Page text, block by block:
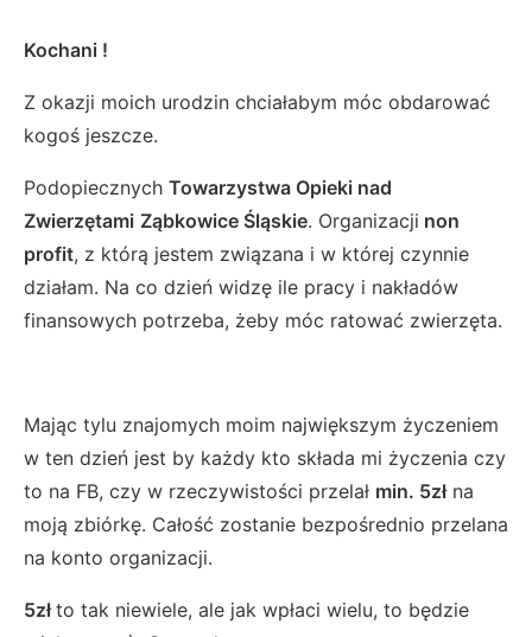
Kochani !
Z okazji moich urodzin chciałabym móc obdarować
kogoś jeszcze.
Podopiecznych Towarzystwa Opieki nad
Zwierzętami Ząbkowice Śląskie. Organizacji non
profit, z którą jestem związana i w której czynnie
działam. Na co dzień widzę ile pracy i nakładów
finansowych potrzeba, żeby móc ratować zwierzęta.
Mając tylu znajomych moim największym życzeniem
w ten dzień jest by każdy kto składa mi życzenia czy
to na FB, czy w rzeczywistości przelał min. 5złna
moją zbiórkę. Całość zostanie bezpośrednio przelana
na konto organizacji.
5złto tak niewiele, ale jak wpłaci wielu, to będzie